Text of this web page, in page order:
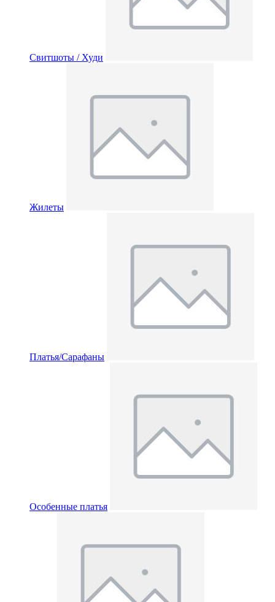
Свитшоты / Худи
Жилеты
Платья/Сарафаны
Особенные платья